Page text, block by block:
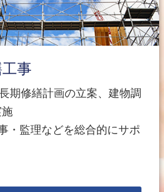
事
期修繕計画の立案、建物調
・監理などを総合的にサポ